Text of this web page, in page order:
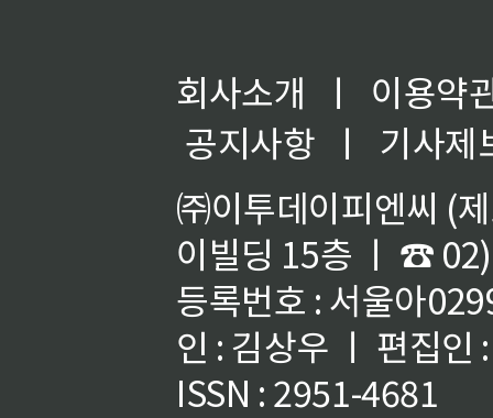
회사소개 ㅣ
이용약
공지사항
ㅣ
기사제
㈜이투데이피엔씨 (
이빌딩 15층 ㅣ ☎
등록번호 : 서울아
인 : 김상우 ㅣ 편집인
ISSN : 2951-4681